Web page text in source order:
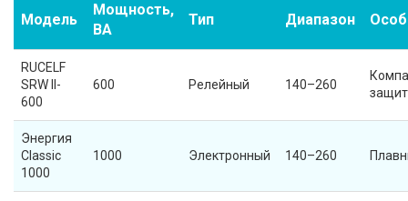
Модель
Мощность,
ВА
Тип Диапазон
RUCELF
SRW II-
600
600 Релейный 140–260
Энергия
Classic
1000
1000 Электронный 140–260